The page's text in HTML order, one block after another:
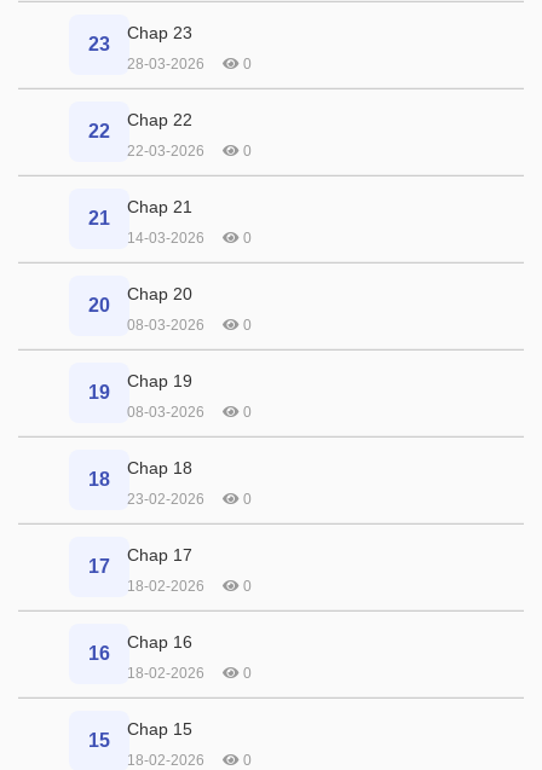
23
Chap 23
28-03-2026 0
22
Chap 22
22-03-2026 0
21
Chap 21
14-03-2026 0
20
Chap 20
08-03-2026 0
19
Chap 19
08-03-2026 0
18
Chap 18
23-02-2026 0
17
Chap 17
18-02-2026 0
16
Chap 16
18-02-2026 0
15
Chap 15
18-02-2026 0